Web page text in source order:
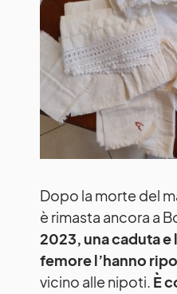
Dopo la morte del
è rimasta ancora a
2023, una caduta e
femore l’hanno
vicino alle nipoti. È